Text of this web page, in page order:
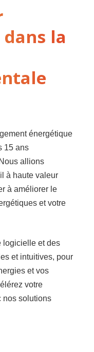
la
énergétique
15 ans
allions
à haute valeur
à améliorer le
et votre
logicielle et des
et intuitives, pour
et vos
votre
nos solutions